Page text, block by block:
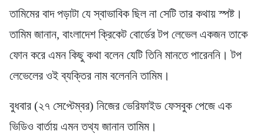
তামিমের বাদ পড়াটা যে স্বাভাবিক ছিল না সেটি তার কথায় স্পষ্ট।
তামিম জানান, বাংলাদেশ ক্রিকেট বোর্ডের টপ লেভেল একজন তাকে
ফোন করে এমন কিছু কথা বলেন যেটি তিনি মানতে পারেননি। টপ
লেভেলের ওই ব্যক্তির নাম বলেননি তামিম।
বুধবার (২৭ সেপ্টেম্বর) নিজের ভেরিফাইড ফেসবুক পেজে এক
ভিডিও বার্তায় এমন তথ্য জানান তামিম।